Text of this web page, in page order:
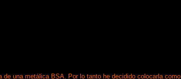
una metálica BSA. Por lo tanto he decidido colocarla como